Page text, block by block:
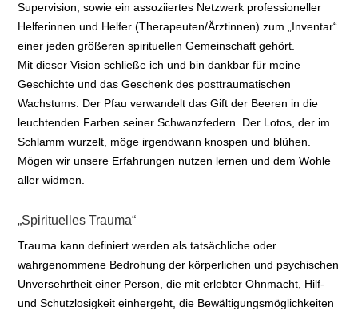
Supervision, sowie ein assoziiertes Netzwerk professioneller
Helferinnen und Helfer (Therapeuten/Ärztinnen) zum „Inventar“
einer jeden größeren spirituellen Gemeinschaft gehört.
Mit dieser Vision schließe ich und bin dankbar für meine
Geschichte und das Geschenk des posttraumatischen
Wachstums. Der Pfau verwandelt das Gift der Beeren in die
leuchtenden Farben seiner Schwanzfedern. Der Lotos, der im
Schlamm wurzelt, möge irgendwann knospen und blühen.
Mögen wir unsere Erfahrungen nutzen lernen und dem Wohle
aller widmen.
„Spirituelles Trauma“
Trauma kann definiert werden als tatsächliche oder
wahrgenommene Bedrohung der körperlichen und psychischen
Unversehrtheit einer Person, die mit erlebter Ohnmacht, Hilf-
und Schutzlosigkeit einhergeht, die Bewältigungsmöglichkeiten